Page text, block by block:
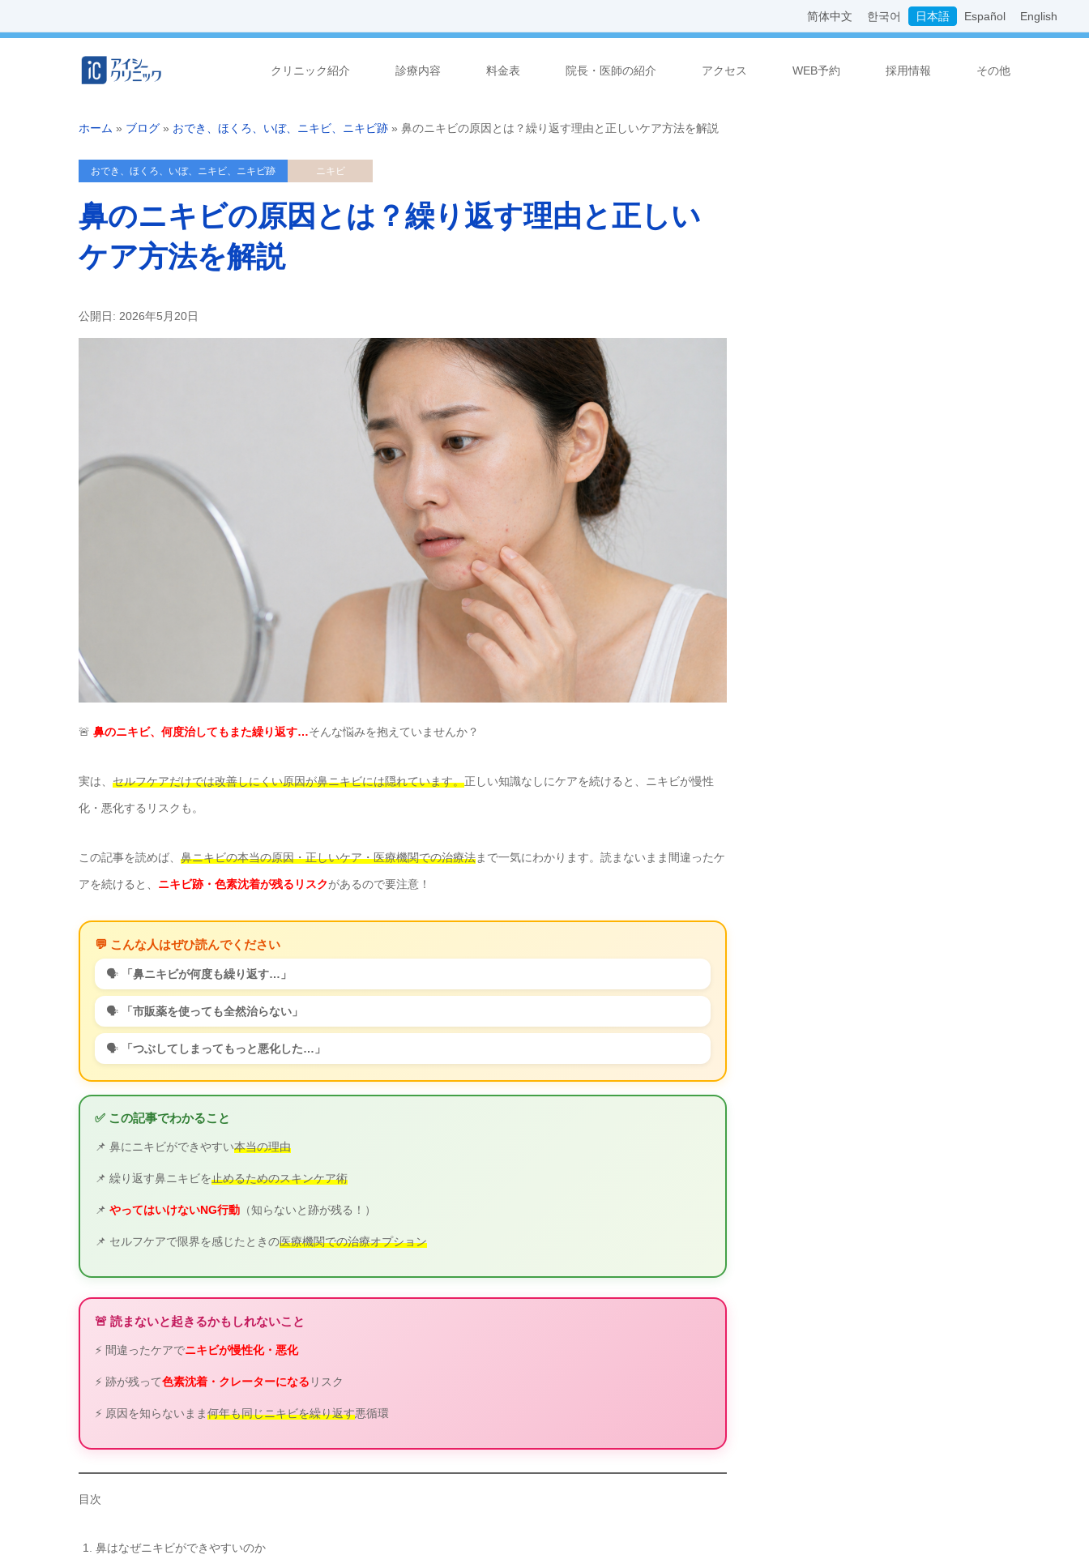
简体中文 한국어 日本語 Español English
クリニック紹介 診療内容 料金表 院長・医師の紹介 アクセス WEB予約 採用情報 その他
ホーム » ブログ » おでき、ほくろ、いぼ、ニキビ、ニキビ跡 » 鼻のニキビの原因とは？繰り返す理由と正しいケア方法を解説
おでき、ほくろ、いぼ、ニキビ、ニキビ跡 ニキビ
鼻のニキビの原因とは？繰り返す理由と正しい
ケア方法を解説
公開日: 2026年5月20日
🚨 鼻のニキビ、何度治してもまた繰り返す…そんな悩みを抱えていませんか？
実は、 セルフケアだけでは改善しにくい原因が鼻ニキビには隠れています。正しい知識なしにケアを続けると、ニキビが慢性
化・悪化するリスクも。
この記事を読めば、 鼻ニキビの本当の原因・正しいケア・医療機関での治療法まで一気にわかります。読まないまま間違ったケ
アを続けると、 ニキビ跡・色素沈着が残るリスクがあるので要注意！
💬 こんな人はぜひ読んでください
🗣️ 「鼻ニキビが何度も繰り返す…」
🗣️ 「市販薬を使っても全然治らない」
🗣️ 「つぶしてしまってもっと悪化した…」
✅ この記事でわかること
📌 鼻にニキビができやすい本当の理由
📌 繰り返す鼻ニキビを止めるためのスキンケア術
📌 やってはいけないNG行動 （知らないと跡が残る！）
📌 セルフケアで限界を感じたときの医療機関での治療オプション
🚨 読まないと起きるかもしれないこと
⚡ 間違ったケアでニキビが慢性化・悪化
⚡ 跡が残って色素沈着・クレーターになる リスク
⚡ 原因を知らないまま何年も同じニキビを繰り返す悪循環
目次
鼻はなぜニキビができやすいのか